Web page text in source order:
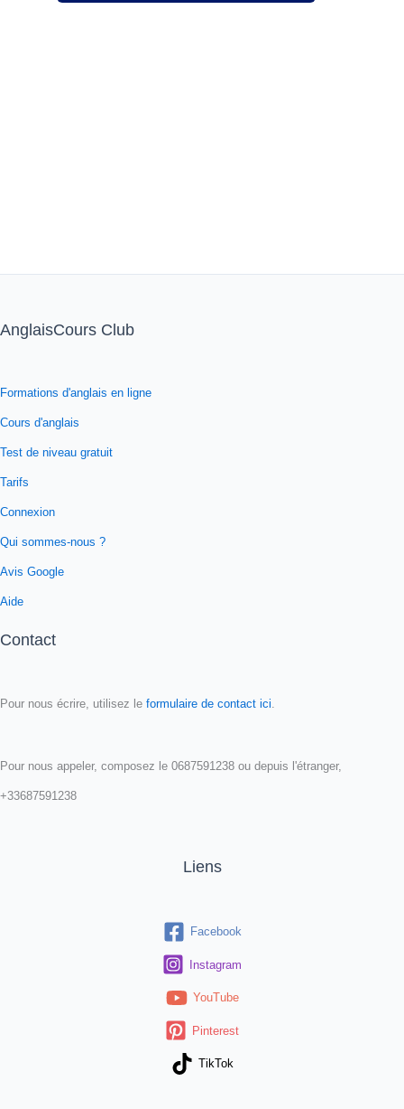
AnglaisCours Club
Formations d'anglais en ligne
Cours d'anglais
Test de niveau gratuit
Tarifs
Connexion
Qui sommes-nous ?
Avis Google
Aide
Contact
Pour nous écrire, utilisez le formulaire de contact ici
Pour nous appeler, composez le 0687591238 ou depuis l'étranger,
+33687591238
Liens
Facebook
Instagram
YouTube
Pinterest
TikTok